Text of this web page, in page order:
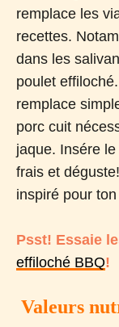
remplace les
recettes.
dans les
poulet
remplace
porc cuit
jaque. Insére
frais et
inspiré pour
Psst! Essaie
effiloché BBQ!
Valeurs